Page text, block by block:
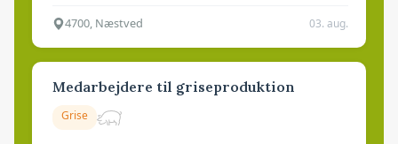
4700, Næstved 03. aug.
Medarbejdere til griseproduktion
Grise